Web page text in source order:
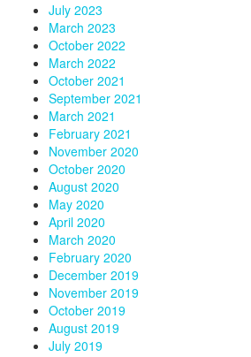
July 2023
March 2023
October 2022
March 2022
October 2021
September 2021
March 2021
February 2021
November 2020
October 2020
August 2020
May 2020
April 2020
March 2020
February 2020
December 2019
November 2019
October 2019
August 2019
July 2019